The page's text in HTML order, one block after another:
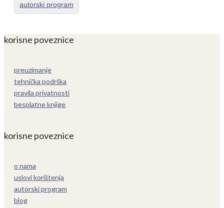
autorski program
korisne poveznice
preuzimanje
tehnička podrška
pravila privatnosti
besplatne knjige
korisne poveznice
o nama
uslovi korištenja
autorski program
blog